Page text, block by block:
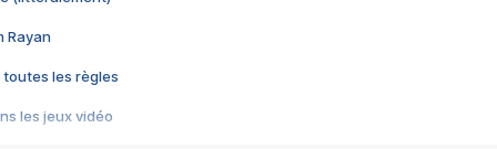
Rayan
toutes les règles
les jeux vidéo